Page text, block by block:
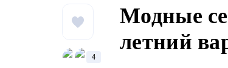
4
Модные
летний